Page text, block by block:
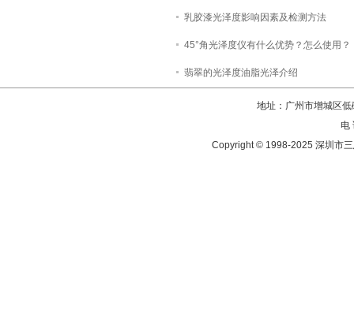
乳胶漆光泽度影响因素及检测方法
45°角光泽度仪有什么优势？怎么使用？
翡翠的光泽度油脂光泽介绍
地址：广州市增城区
电
Copyright © 1998-2025 深圳市